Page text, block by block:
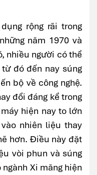
rộng rãi trong
năm 1970 và
nhiều người có thể
đó đến nay súng
bộ về công nghệ.
đổi đáng kể trong
hiện nay to lớn
nhiên liệu thay
hơn. Điều này đặt
vòi phun và súng
Xi măng hiện